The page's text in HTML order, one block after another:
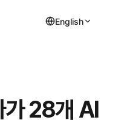
English
가 28개 AI